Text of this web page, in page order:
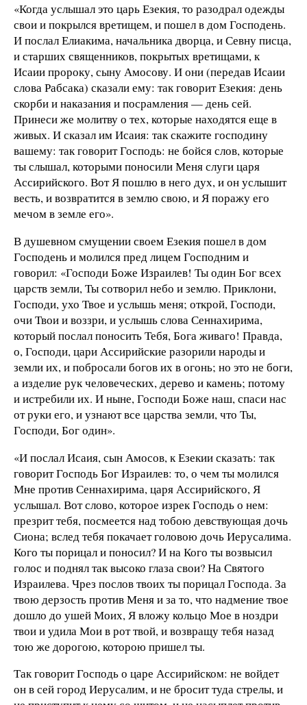
«Когда услышал это царь Езекия, то разодрал одежды
свои и покрылся вретищем, и пошел в дом Господень.
И послал Елиакима, начальника дворца, и Севну писца,
и старших священников, покрытых вретищами, к
Исаии пророку, сыну Амосову. И они (передав Исаии
слова Рабсака) сказали ему: так говорит Езекия: день
скорби и наказания и посрамления — день сей.
Принеси же молитву о тех, которые находятся еще в
живых. И сказал им Исаия: так скажите господину
вашему: так говорит Господь: не бойся слов, которые
ты слышал, которыми поносили Меня слуги царя
Ассирийского. Вот Я пошлю в него дух, и он услышит
весть, и возвратится в землю свою, и Я поражу его
мечом в земле его».
В душевном смущении своем Езекия пошел в дом
Господень и молился пред лицем Господним и
говорил: «Господи Боже Израилев! Ты один Бог всех
царств земли, Ты сотворил небо и землю. Приклони,
Господи, ухо Твое и услышь меня; открой, Господи,
очи Твои и воззри, и услышь слова Сеннахирима,
который послал поносить Тебя, Бога живаго! Правда,
о, Господи, цари Ассирийские разорили народы и
земли их, и побросали богов их в огонь; но это не боги,
а изделие рук человеческих, дерево и камень; потому
и истребили их. И ныне, Господи Боже наш, спаси нас
от руки его, и узнают все царства земли, что Ты,
Господи, Бог один».
«И послал Исаия, сын Амосов, к Езекии сказать: так
говорит Господь Бог Израилев: то, о чем ты молился
Мне против Сеннахирима, царя Ассирийского, Я
услышал. Вот слово, которое изрек Господь о нем:
презрит тебя, посмеется над тобою девствующая дочь
Сиона; вслед тебя покачает головою дочь Иерусалима.
Кого ты порицал и поносил? И на Кого ты возвысил
голос и поднял так высоко глаза свои? На Святого
Израилева. Чрез послов твоих ты порицал Господа. За
твою дерзость против Меня и за то, что надмение твое
дошло до ушей Моих, Я вложу кольцо Мое в ноздри
твои и удила Мои в рот твой, и возвращу тебя назад
тою же дорогою, которою пришел ты.
Так говорит Господь о царе Ассирийском: не войдет
он в сей город Иерусалим, и не бросит туда стрелы, и